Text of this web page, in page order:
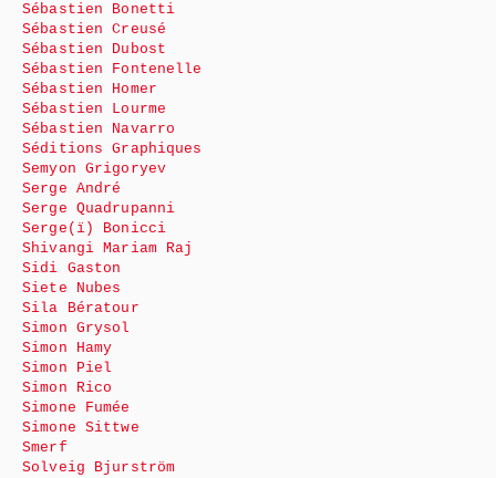
Sébastien Bonetti
Sébastien Creusé
Sébastien Dubost
Sébastien Fontenelle
Sébastien Homer
Sébastien Lourme
Sébastien Navarro
Séditions Graphiques
Semyon Grigoryev
Serge André
Serge Quadrupanni
Serge(ï) Bonicci
Shivangi Mariam Raj
Sidi Gaston
Siete Nubes
Sila Bératour
Simon Grysol
Simon Hamy
Simon Piel
Simon Rico
Simone Fumée
Simone Sittwe
Smerf
Solveig Bjurström